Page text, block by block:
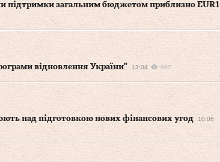
підтримки загальним бюджетом приблизно EUR1
відновлення України" 13:04 997
над підготовкою нових фінансових угод
10:06